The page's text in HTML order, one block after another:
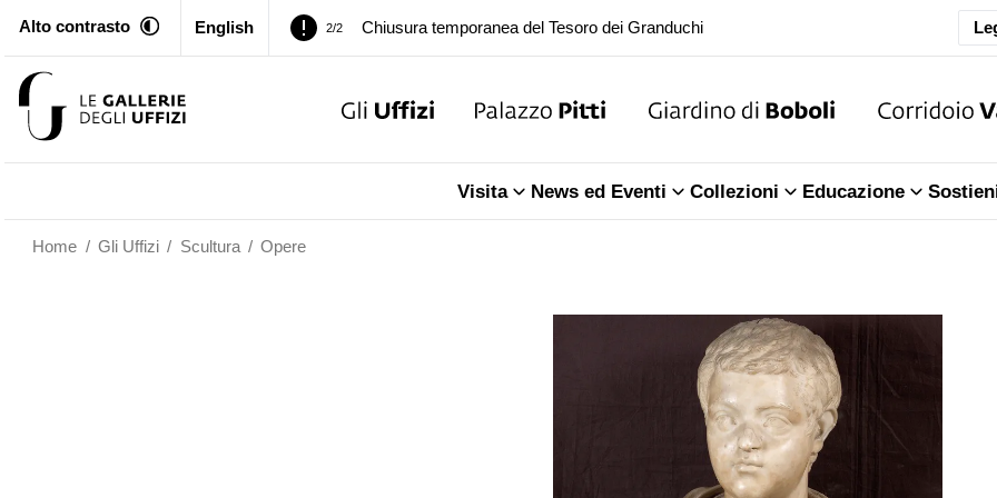
Alto contrasto English
Palazzo Pitti. Temporanea chiusura della Sala dell'Iliade
Chiusura temporanea del Tesoro dei Granduchi
Visita News ed Eventi Collezioni Educazione
Home / Gli Uffizi / Scultura / Opere